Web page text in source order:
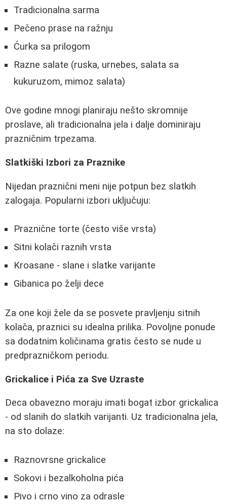
Tradicionalna sarma
Pečeno prase na ražnju
Ćurka sa prilogom
Razne salate (ruska, urnebes, salata sa
kukuruzom, mimoz salata)
Ove godine mnogi planiraju nešto skromnije
proslave, ali tradicionalna jela i dalje dominiraju
prazničnim trpezama.
Slatkiški Izbori za Praznike
Nijedan praznični meni nije potpun bez slatkih
zalogaja. Popularni izbori uključuju:
Praznične torte (često više vrsta)
Sitni kolači raznih vrsta
Kroasane - slane i slatke varijante
Gibanica po želji dece
Za one koji žele da se posvete pravljenju sitnih
kolača, praznici su idealna prilika. Povoljne ponude
sa dodatnim količinama gratis često se nude u
predprazničkom periodu.
Grickalice i Pića za Sve Uzraste
Deca obavezno moraju imati bogat izbor grickalica
- od slanih do slatkih varijanti. Uz tradicionalna jela,
na sto dolaze:
Raznovrsne grickalice
Sokovi i bezalkoholna pića
Pivo i crno vino za odrasle